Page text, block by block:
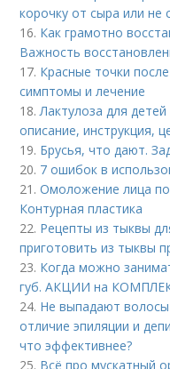
корочку от сыра или не
16. Как грамотно
Важность
17. Красные точки
симптомы и лечение
18.Лактулоза для
описание, инструкция,
19. Брусья, что дают.
20. 7 ошибок в
21.Омоложение лица
Контурная пластика
22. Рецепты из тыквы
приготовить из тыквы
23. Когда можно
губ. АКЦИИ на
24. Не выпадают
отличие эпиляции и
что эффективнее?
25. Всё про мускатный